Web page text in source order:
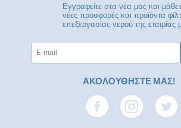
Εγγραφείτε στα νέα μας και
νέες προσφορές και προϊόντα
επεξεργασίας νερού της εταιρίας
ΑΚΟΛΟΥΘΗΣΤΕ ΜΑΣ!